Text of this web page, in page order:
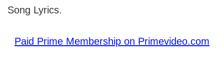
Song Lyrics.
Paid Prime Membership on Primevideo.com